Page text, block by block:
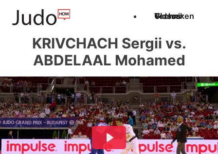
Techniken
Videos
Glossar
KRIVCHACH Sergii vs.
ABDELAAL Mohamed